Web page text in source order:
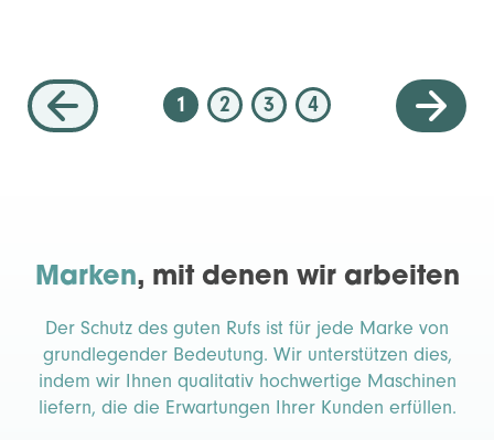
1 2 3 4
Marken, mit denen wir arbeiten
Der Schutz des guten Rufs ist für jede Marke von
grundlegender Bedeutung. Wir unterstützen dies,
indem wir Ihnen qualitativ hochwertige Maschinen
liefern, die die Erwartungen Ihrer Kunden erfüllen.